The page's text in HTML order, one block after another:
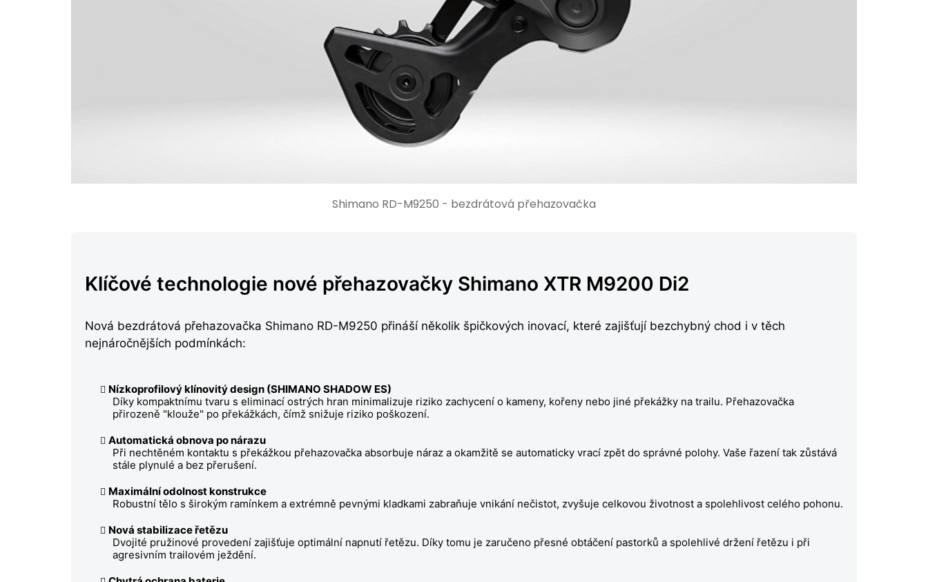
Shimano RD-M9250 - bezdrátová přehazovačka
Klíčové technologie nové přehazovačky Shimano XTR M9200 Di2
Nová bezdrátová přehazovačka Shimano RD-M9250 přináší několik špičkových inovací, které zajišťují bezchybný chod i v těch
nejnáročnějších podmínkách:
Nízkoprofilový klínovitý design (SHIMANO SHADOW ES)
Díky kompaktnímu tvaru s eliminací ostrých hran minimalizuje riziko zachycení o kameny, kořeny nebo jiné překážky na trailu. Přehazovačka
přirozeně "klouže" po překážkách, čímž snižuje riziko poškození.
Automatická obnova po nárazu
Při nechtěném kontaktu s překážkou přehazovačka absorbuje náraz a okamžitě se automaticky vrací zpět do správné polohy. Vaše řazení tak zůstává
stále plynulé a bez přerušení.
Maximální odolnost konstrukce
Robustní tělo s širokým ramínkem a extrémně pevnými kladkami zabraňuje vnikání nečistot, zvyšuje celkovou životnost a spolehlivost celého pohonu.
Nová stabilizace řetězu
Dvojité pružinové provedení zajišťuje optimální napnutí řetězu. Díky tomu je zaručeno přesné obtáčení pastorků a spolehlivé držení řetězu i při
agresivním trailovém ježdění.